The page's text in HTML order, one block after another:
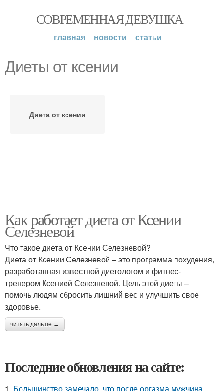
СОВРЕМЕННАЯ ДЕВУШКА
главная новости статьи
Диеты от ксении
Диета от ксении
Как работает диета от Ксении
Селезневой
Что такое диета от Ксении Селезневой?
Диета от Ксении Селезневой – это программа похудения,
разработанная известной диетологом и фитнес-
тренером Ксенией Селезневой. Цель этой диеты –
помочь людям сбросить лишний вес и улучшить свое
здоровье.
читать дальше →
Последние обновления на сайте:
1. Большинство замечало, что после оргазма мужчина